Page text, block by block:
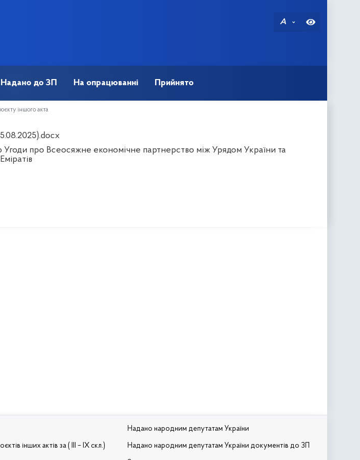
A
Надано до ЗП На опрацюванні Прийнято
іншого акта
про Всеосяжне економічне партнерство між Урядом України та
інших актів за ( III – IX скл.)
Надано народним депутатам України
Надано народним депутатам України документів до ЗП